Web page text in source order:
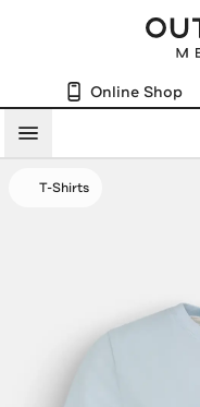
Online Shop
Menü
T-Shirts